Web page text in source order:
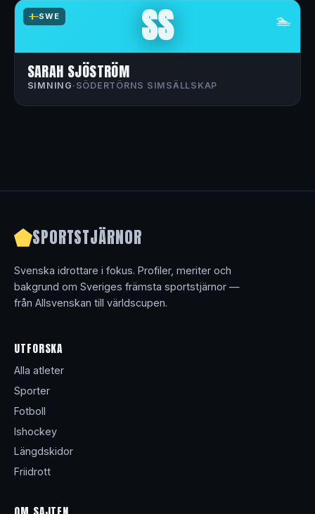
SWE 🏊
SS
SARAH SJÖSTRÖM
SIMNING · SÖDERTÖRNS SIMSÄLLSKAP
SPORTSTJÄRNOR
Svenska idrottare i fokus. Profiler, meriter och
bakgrund om Sveriges främsta sportstjärnor —
från Allsvenskan till världscupen.
UTFORSKA
Alla atleter
Sporter
Fotboll
Ishockey
Längdskidor
Friidrott